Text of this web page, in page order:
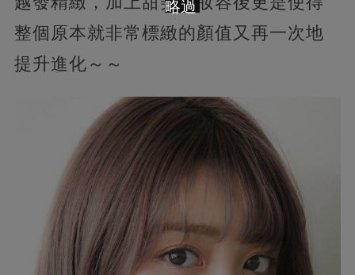
整個原本就非常標緻的顏值又再一次地
提升進化～～
略過